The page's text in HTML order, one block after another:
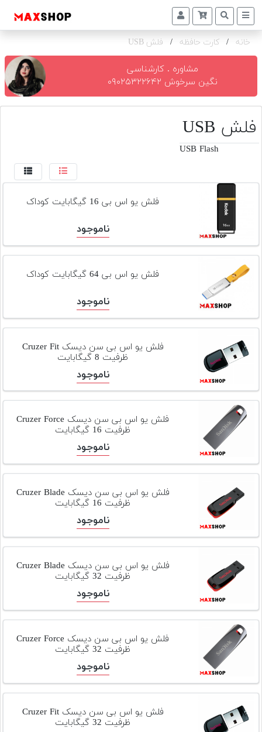
دوربین
و
تجهیزات
و
اکسسوری
بازار
اقساطی
اجاره
دوربین
و
تجهیزات
محصول
دست
قیمت
دوربین
خانه / کارت حافظه / فلش USB
مشاوره . کارشناسی
نگین سرخوش ۰۹۰۲۵۳۲۲۶۴۲
فلش USB
USB Flash
فلش یو اس بی 16 گیگابایت کوداک
ناموجود
فلش یو اس بی 64 گیگابایت کوداک
ناموجود
فلش یو اس بی سن دیسک Cruzer Fit
ظرفیت 8 گیگابایت
ناموجود
فلش یو اس بی سن دیسک Cruzer Force
ظرفیت 16 گیگابایت
ناموجود
فلش یو اس بی سن دیسک Cruzer Blade
ظرفیت 16 گیگابایت
ناموجود
فلش یو اس بی سن دیسک Cruzer Blade
ظرفیت 32 گیگابایت
ناموجود
فلش یو اس بی سن دیسک Cruzer Force
ظرفیت 32 گیگابایت
ناموجود
فلش یو اس بی سن دیسک Cruzer Fit
ظرفیت 32 گیگابایت